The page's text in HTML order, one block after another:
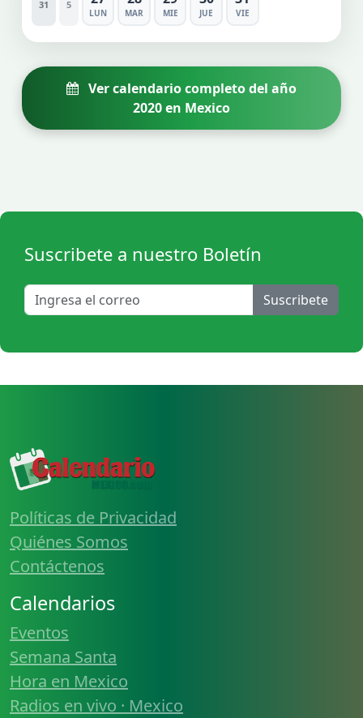
31 5
LUN MAR MIE JUE VIE
Ver calendario completo del año
2020 en Mexico
Suscribete a nuestro Boletín
Suscribete
Políticas de Privacidad
Quiénes Somos
Contáctenos
Calendarios
Eventos
Semana Santa
Hora en Mexico
Radios en vivo · Mexico